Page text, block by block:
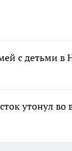
с детьми в
утонул во